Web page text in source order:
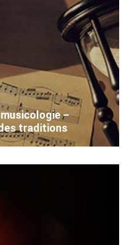
–
traditions